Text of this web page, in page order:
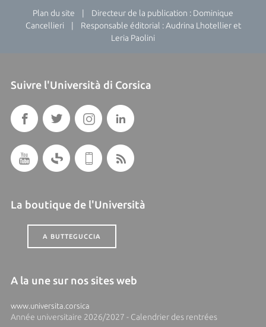
Plan du site | Directeur de la publication : Dominique
Cancellieri | Responsable éditorial : Audrina Lhotellier et
Leria Paolini
Suivre l'Università di Corsica
La boutique de l'Università
A BUTTEGUCCIA
A la une sur nos sites web
www.universita.corsica
Année universitaire 2026/2027 - Calendrier des rentrées